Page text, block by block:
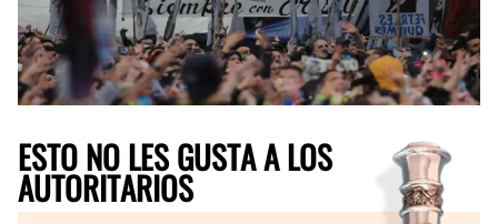
ESTO NO LES GUSTA A LOS
AUTORITARIOS